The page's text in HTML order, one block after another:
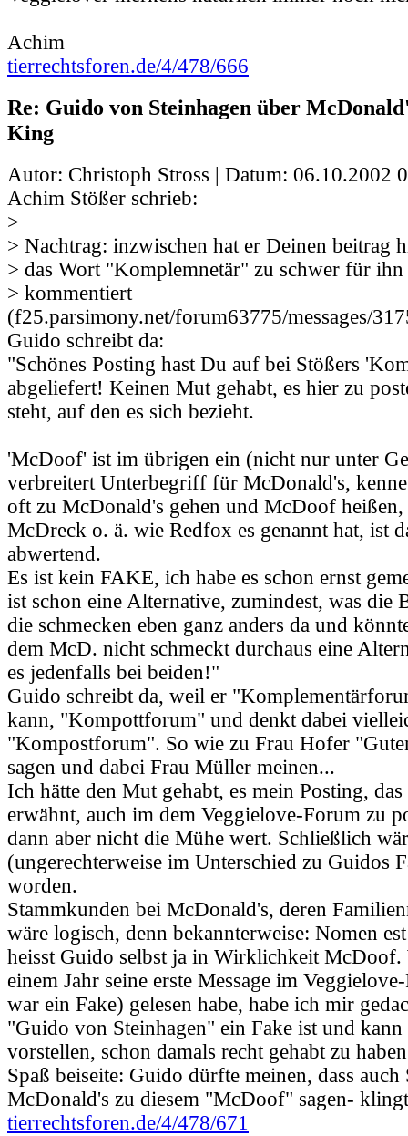
Achim
tierrechtsforen.de/4/478/666
Re: Guido von Steinhagen über
King
Autor: Christoph Stross | Datum: 06.10.2002
Achim Stößer schrieb:
>
> Nachtrag: inzwischen hat er Deinen beitrag
> das Wort "Komplemnetär" zu schwer für
> kommentiert
(f25.parsimony.net/forum63775/messages/
Guido schreibt da:
"Schönes Posting hast Du auf bei Stößers
abgeliefert! Keinen Mut gehabt, es hier zu
steht, auf den es sich bezieht.
'McDoof' ist im übrigen ein (nicht nur unter
verbreitert Unterbegriff für McDonald's,
oft zu McDonald's gehen und McDoof
McDreck o. ä. wie Redfox es genannt hat, ist
abwertend.
Es ist kein FAKE, ich habe es schon ernst
ist schon eine Alternative, zumindest, was die
die schmecken eben ganz anders da und
dem McD. nicht schmeckt durchaus eine
es jedenfalls bei beiden!"
Guido schreibt da, weil er
kann, "Kompottforum" und denkt dabei
"Kompostforum". So wie zu Frau Hofer
sagen und dabei Frau Müller meinen...
Ich hätte den Mut gehabt, es mein Posting,
erwähnt, auch im dem Veggielove-Forum zu
dann aber nicht die Mühe wert. Schließlich
(ungerechterweise im Unterschied zu Guidos
worden.
Stammkunden bei McDonald's, deren
wäre logisch, denn bekannterweise: Nomen
heisst Guido selbst ja in Wirklichkeit
einem Jahr seine erste Message im
war ein Fake) gelesen habe, habe ich mir
"Guido von Steinhagen" ein Fake ist und
vorstellen, schon damals recht gehabt zu
Spaß beiseite: Guido dürfte meinen, dass
McDonald's zu diesem "McDoof" sagen-
tierrechtsforen.de/4/478/671